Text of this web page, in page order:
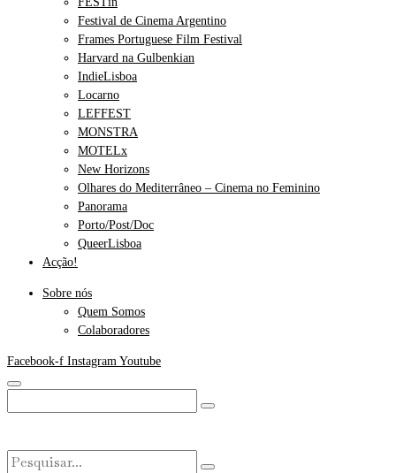
Festival de Cinema Argentino
Frames Portuguese Film Festival
Harvard na Gulbenkian
IndieLisboa
Locarno
LEFFEST
MONSTRA
MOTELx
New Horizons
Olhares do Mediterrâneo – Cinema no Feminino
Panorama
Porto/Post/Doc
QueerLisboa
Acção!
Sobre nós
Quem Somos
Colaboradores
Facebook-f Instagram Youtube